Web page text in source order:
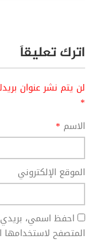
اترك تعليقاً
لن يتم نشر عنوان
*
الاسم *
الموقع الإلكتروني
احفظ اسمي، بريدي
المتصفح لاستخدامها